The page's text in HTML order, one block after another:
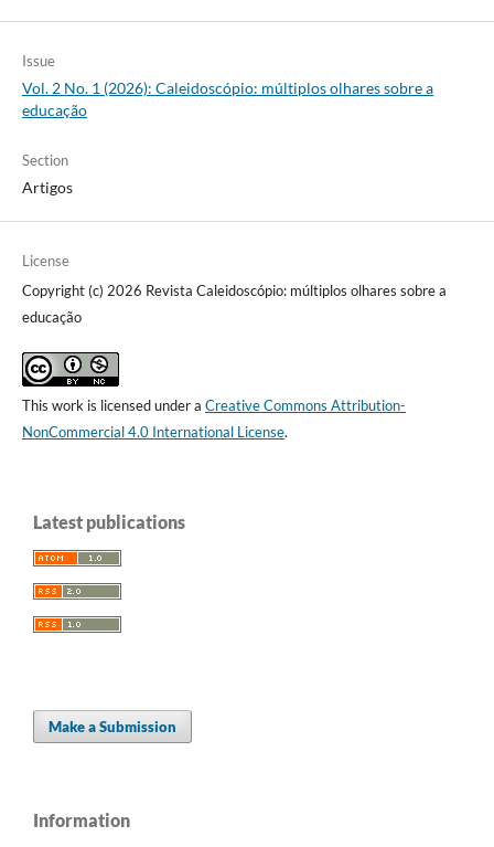
Issue
Vol. 2 No. 1 (2026): Caleidoscópio: múltiplos olhares sobre a
educação
Section
Artigos
License
Copyright (c) 2026 Revista Caleidoscópio: múltiplos olhares sobre a
educação
This work is licensed under a Creative Commons Attribution-
NonCommercial 4.0 International License.
Latest publications
Make a Submission
Information